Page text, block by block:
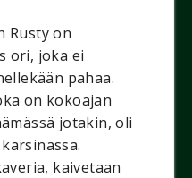
Rusty on
ori, joka ei
pahaa.
on kokoajan
jotakin, oli
kaivetaan